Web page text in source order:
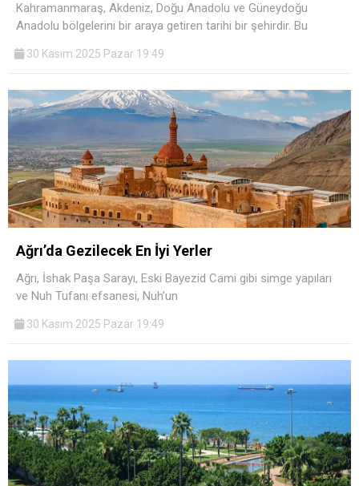
Kahramanmaraş, Akdeniz, Doğu Anadolu ve Güneydoğu
Anadolu bölgelerini bir araya getiren tarihi bir şehirdir. Bu
30 Kasım 2025 Pazar 19:49
Ağrı’da Gezilecek En İyi Yerler
Ağrı, İshak Paşa Sarayı, Eski Bayezid Cami gibi simge yapıları
ve Nuh Tufanı efsanesi, Nuh’un
30 Kasım 2025 Pazar 19:49